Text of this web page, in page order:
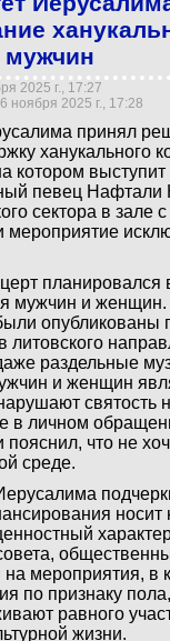
мужчин
2025 г., 17:27
ноября 2025 г., 17:28
принял
ханукального
котором выступит
певец
сектора в зале
мужчин и
опубликованы
литовского
раздельные
и женщин
святость
личном
что не
среде.
носит
на мероприятия, в
по признаку
равного
жизни.